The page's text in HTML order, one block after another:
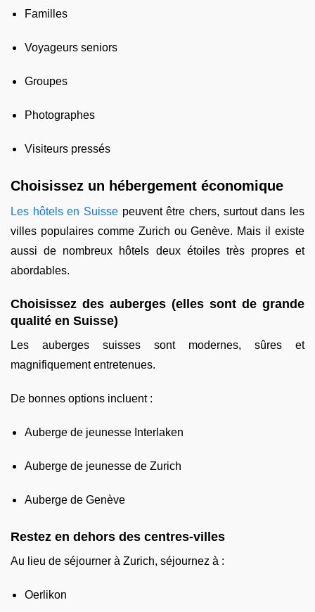
Familles
Voyageurs seniors
Groupes
Photographes
Visiteurs pressés
Choisissez un hébergement économique
Les hôtels en Suisse peuvent être chers, surtout dans les
villes populaires comme Zurich ou Genève. Mais il existe
aussi de nombreux hôtels deux étoiles très propres et
abordables.
Choisissez des auberges (elles sont de grande
qualité en Suisse)
Les auberges suisses sont modernes, sûres et
magnifiquement entretenues.
De bonnes options incluent :
Auberge de jeunesse Interlaken
Auberge de jeunesse de Zurich
Auberge de Genève
Restez en dehors des centres-villes
Au lieu de séjourner à Zurich, séjournez à :
Oerlikon